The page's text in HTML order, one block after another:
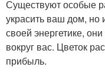
Существуют особые
украсить ваш дом, но
своей энергетике,
вокруг вас. Цветок
прибыль.